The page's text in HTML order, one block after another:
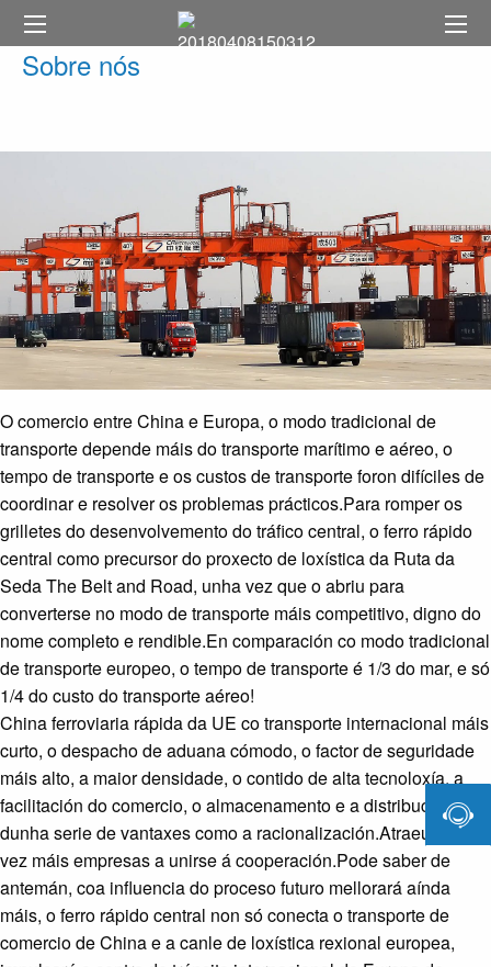
Sobre nós
O comercio entre China e Europa, o modo tradicional de
transporte depende máis do transporte marítimo e aéreo, o
tempo de transporte e os custos de transporte foron difíciles de
coordinar e resolver os problemas prácticos.Para romper os
grilletes do desenvolvemento do tráfico central, o ferro rápido
central como precursor do proxecto de loxística da Ruta da
Seda The Belt and Road, unha vez que o abriu para
converterse no modo de transporte máis competitivo, digno do
nome completo e rendible.En comparación co modo tradicional
de transporte europeo, o tempo de transporte é 1/3 do mar, e só
1/4 do custo do transporte aéreo!
China ferroviaria rápida da UE co transporte internacional máis
curto, o despacho de aduana cómodo, o factor de seguridade
máis alto, a maior densidade, o contido de alta tecnoloxía, a
facilitación do comercio, o almacenamento e a distribución
dunha serie de vantaxes como a racionalización.Atraeu cada
vez máis empresas a unirse á cooperación.Pode saber de
antemán, coa influencia do proceso futuro mellorará aínda
máis, o ferro rápido central non só conecta o transporte de
comercio de China e a canle de loxística rexional europea,
